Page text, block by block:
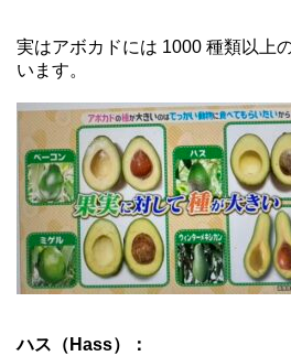
実はアボカドには 1000 種類以上
います。
ハス（Hass）：